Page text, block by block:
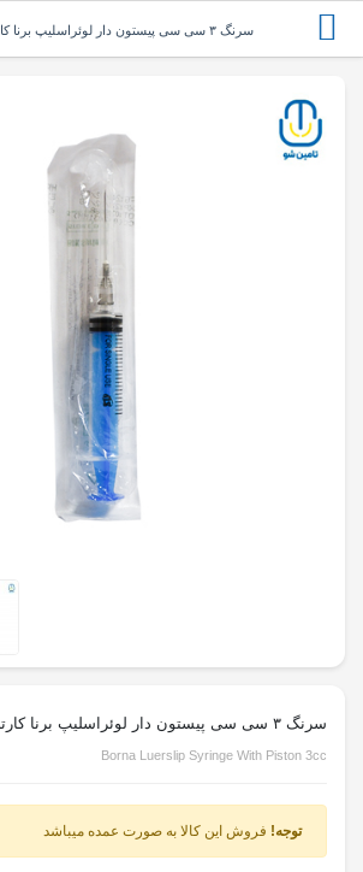
سرنگ ۳ سی سی پیستون دار لوئراسلیپ برنا کارتن ۱۸۰۰ ...
سرنگ ۳ سی سی پیستون دار لوئراسلیپ برنا کارتن ۱۸۰۰ عددی
Borna Luerslip Syringe With Piston 3cc
توجه! فروش این کالا به صورت عمده میباشد